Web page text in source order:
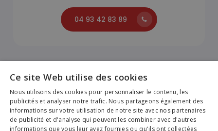
Ce site web utilise des cookies pour améliorer votre
04 93 42 83 89
PREMIO Voyages |Création du site internet par
Agence Fluence
Ce site Web utilise des cookies
Nous utilisons des cookies pour personnaliser le contenu, les
publicités et analyser notre trafic. Nous partageons également des
informations sur votre utilisation de notre site avec nos partenaires
de publicité et d'analyse qui peuvent les combiner avec d'autres
informations que vous leur avez fournies ou qu'ils ont collectées